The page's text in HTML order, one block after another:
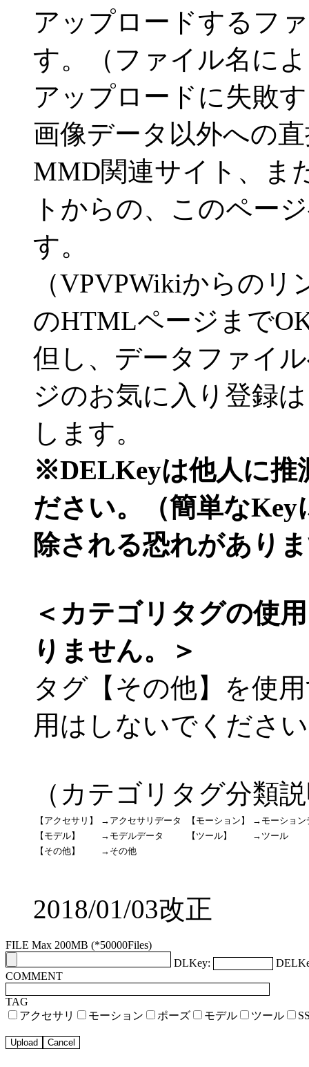
アップロードするフ
す。（ファイル名に
アップロードに失敗
画像データ以外への
MMD関連サイト、ま
トからの、このペー
す。
（VPVPWikiからの
のHTMLページまで
但し、データファイ
ジのお気に入り登録
します。
※DELKeyは他人に推
ださい。（簡単な
除される恐れがあり
＜カテゴリタグの使
りません。＞
タグ【その他】を使
用はしないでくださ
（カテゴリタグ分類
【アクセサリ】 →アクセサリデータ 【モーション】
→モーショ
【モデル】
→モデルデータ 【ツール】
→ツール
【その他】
→その他
2018/01/03改正
FILE Max 200MB (*50000Files)
DLKey:
COMMENT
TAG
アクセサリ
モーション ポーズ モデル ツール